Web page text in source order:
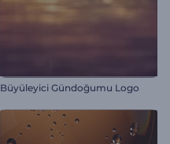
Büyüleyici Gündoğumu Logo